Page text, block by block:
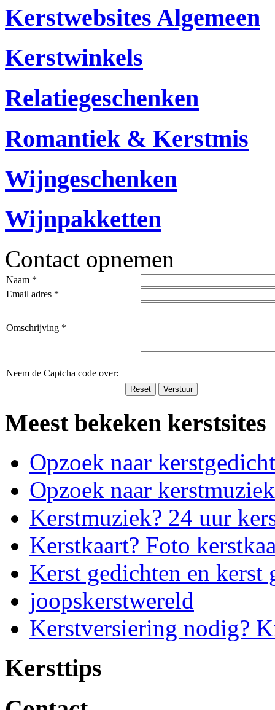
Kerstwebsites Algemeen
Kerstwinkels
Relatiegeschenken
Romantiek & Kerstmis
Wijngeschenken
Wijnpakketten
Contact opnemen
Naam *
Email adres *
Omschrijving *
Neem de Captcha code over:
Meest bekeken kerstsites
Opzoek naar
Opzoek naar
Kerstmuziek? 24 uur
Kerstkaart? Foto
Kerst gedichten en kerst
joopskerstwereld
Kerstversiering nodig?
Kersttips